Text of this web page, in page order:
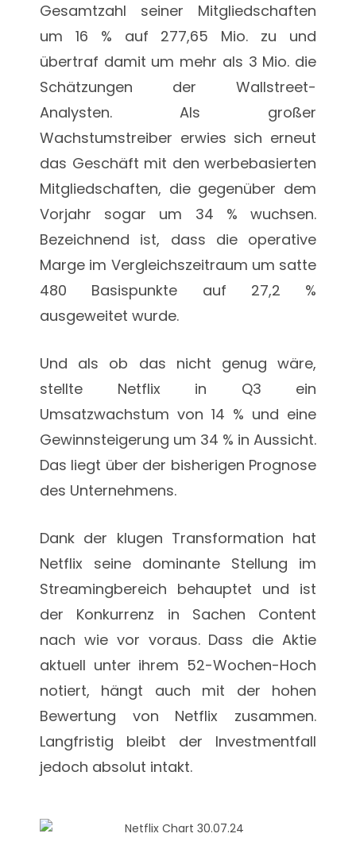
Gesamtzahl seiner Mitgliedschaften
um 16 % auf 277,65 Mio. zu und
übertraf damit um mehr als 3 Mio. die
Schätzungen der Wallstreet-
Analysten. Als großer
Wachstumstreiber erwies sich erneut
das Geschäft mit den werbebasierten
Mitgliedschaften, die gegenüber dem
Vorjahr sogar um 34 % wuchsen.
Bezeichnend ist, dass die operative
Marge im Vergleichszeitraum um satte
480 Basispunkte auf 27,2 %
ausgeweitet wurde.
Und als ob das nicht genug wäre,
stellte Netflix in Q3 ein
Umsatzwachstum von 14 % und eine
Gewinnsteigerung um 34 % in Aussicht.
Das liegt über der bisherigen Prognose
des Unternehmens.
Dank der klugen Transformation hat
Netflix seine dominante Stellung im
Streamingbereich behauptet und ist
der Konkurrenz in Sachen Content
nach wie vor voraus. Dass die Aktie
aktuell unter ihrem 52-Wochen-Hoch
notiert, hängt auch mit der hohen
Bewertung von Netflix zusammen.
Langfristig bleibt der Investmentfall
jedoch absolut intakt.